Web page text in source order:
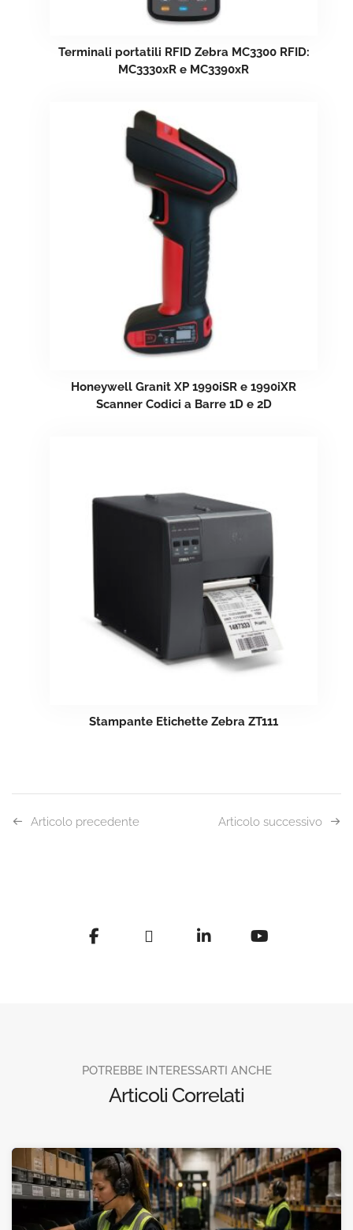
Terminali portatili RFID Zebra MC3300 RFID:
MC3330xR e MC3390xR
Honeywell Granit XP 1990iSR e 1990iXR
Scanner Codici a Barre 1D e 2D
Stampante Etichette Zebra ZT111
Articolo precedente Articolo successivo
POTREBBE INTERESSARTI ANCHE
Articoli Correlati